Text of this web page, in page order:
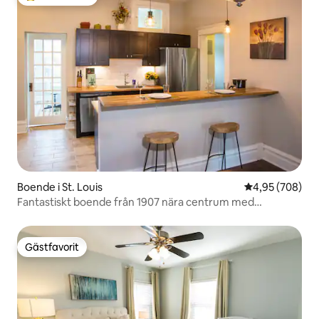
Boende i St. Louis 4,95 av 5 i
4,95 (708)
Fantastiskt boende från 1907 nära centrum med
Gästfavorit
Gästfavorit